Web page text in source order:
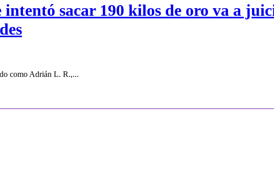
sacar 190 kilos de oro va a
como Adrián L. R.,...